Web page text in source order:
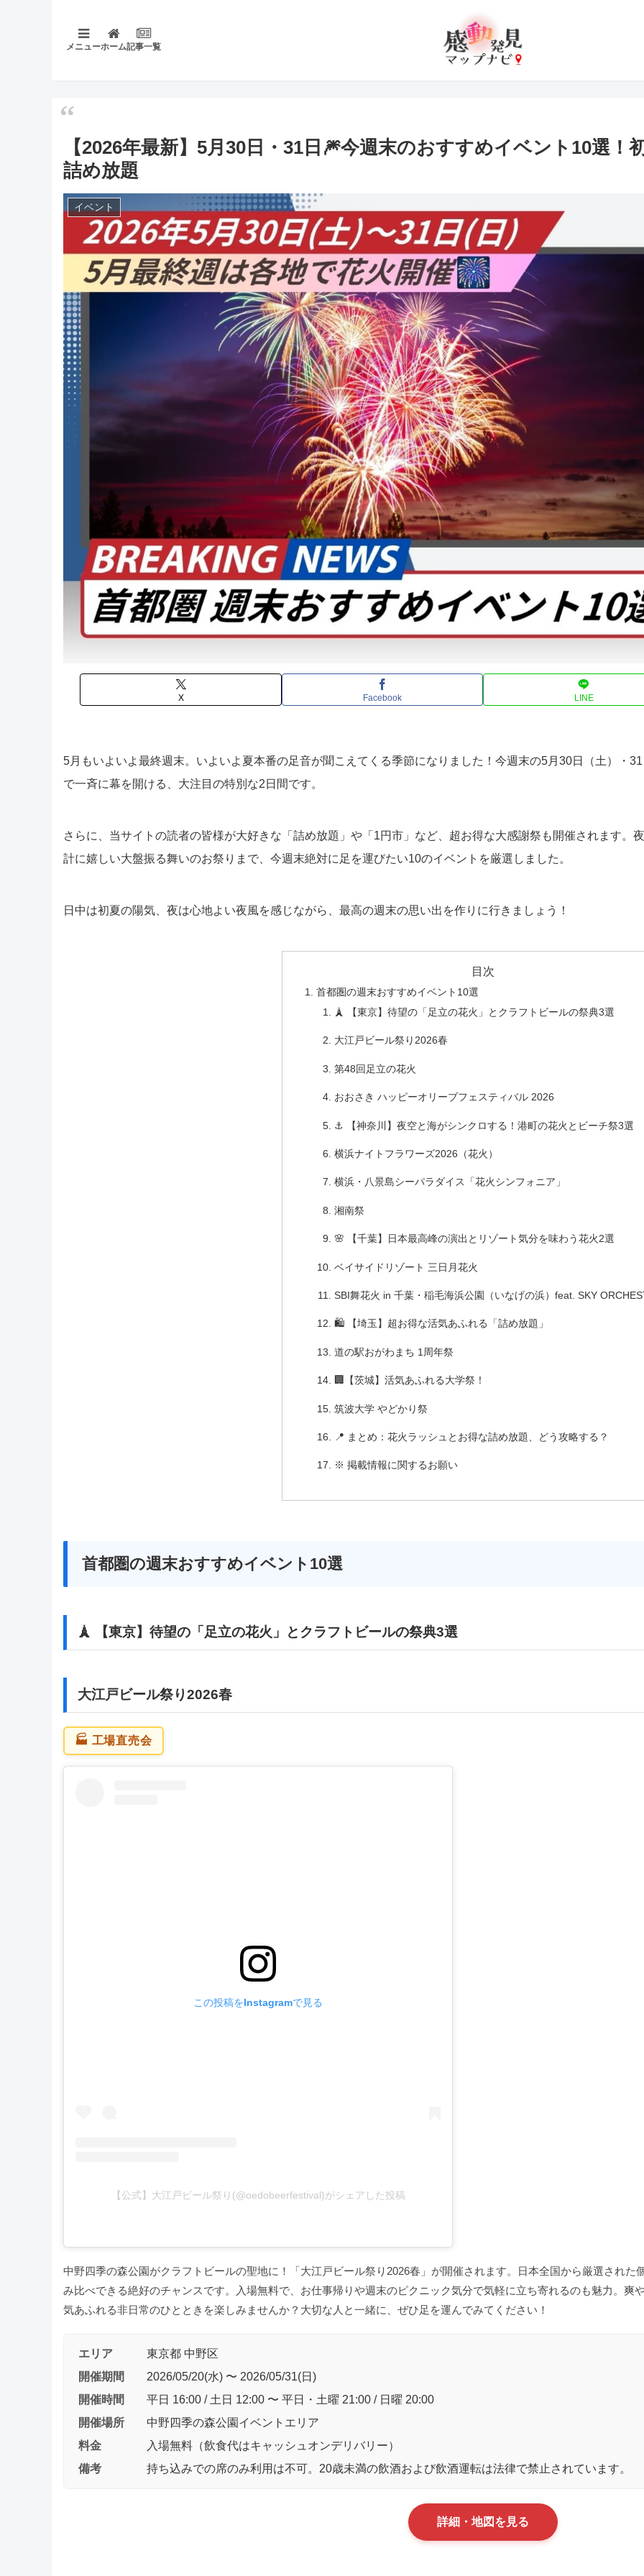
メニューホーム記事一覧
【2026年最新】5月30日・31日🎆今週末のおすすめイベント10選
詰め放題
イベント
X Facebook LINE
5月もいよいよ最終週末。いよいよ夏本番の足音が聞こえてくる季節になりました！今週末の5月30日（土）・
で一斉に幕を開ける、大注目の特別な2日間です。
さらに、当サイトの読者の皆様が大好きな「詰め放題」や「1円市」など、超お得な大感謝祭も開催されます。
計に嬉しい大盤振る舞いのお祭りまで、今週末絶対に足を運びたい10のイベントを厳選しました。
日中は初夏の陽気、夜は心地よい夜風を感じながら、最高の週末の思い出を作りに行きましょう！
目次
首都圏の週末おすすめイベント10選
🗼 【東京】待望の「足立の花火」とクラフトビールの祭典3選
大江戸ビール祭り2026春
第48回足立の花火
おおさき ハッピーオリーブフェスティバル 2026
⚓ 【神奈川】夜空と海がシンクロする！港町の花火とビーチ祭3選
横浜ナイトフラワーズ2026（花火）
横浜・八景島シーパラダイス「花火シンフォニア」
湘南祭
🌸 【千葉】日本最高峰の演出とリゾート気分を味わう花火2選
ベイサイドリゾート 三日月花火
SBI舞花火 in 千葉・稲毛海浜公園（いなげの浜）feat. SKY
🛍️ 【埼玉】超お得な活気あふれる「詰め放題」
道の駅おがわまち 1周年祭
🏢【茨城】活気あふれる大学祭！
筑波大学 やどかり祭
📍 まとめ：花火ラッシュとお得な詰め放題、どう攻略する？
※ 掲載情報に関するお願い
首都圏の週末おすすめイベント10選
🗼 【東京】待望の「足立の花火」とクラフトビールの祭典3選
大江戸ビール祭り2026春
🏭 工場直売会
この投稿をInstagramで見る
【公式】大江戸ビール祭り(@oedobeerfestival)がシェアした投稿
中野四季の森公園がクラフトビールの聖地に！「大江戸ビール祭り2026春」が開催されます。日本全国から厳選され
み比べできる絶好のチャンスです。入場無料で、お仕事帰りや週末のピクニック気分で気軽に立ち寄れるのも魅力。爽
気あふれる非日常のひとときを楽しみませんか？大切な人と一緒に、ぜひ足を運んでみてください！
エリア
東京都 中野区
開催期間
2026/05/20(水) 〜 2026/05/31(日)
開催時間
平日 16:00 / 土日 12:00 〜 平日・土曜 21:00 / 日曜 20:00
開催場所
中野四季の森公園イベントエリア
料金
入場無料（飲食代はキャッシュオンデリバリー）
備考
持ち込みでの席のみ利用は不可。20歳未満の飲酒および飲酒運転は法律で禁止されています。
詳細・地図を見る